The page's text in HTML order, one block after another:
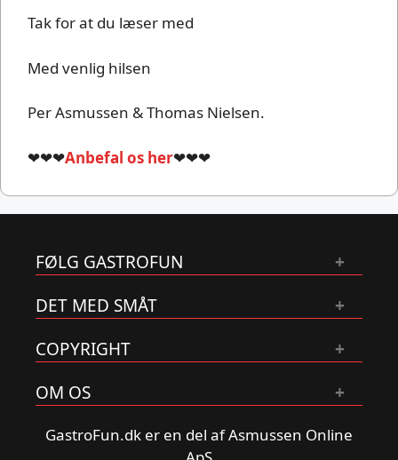
Tak for at du læser med
Med venlig hilsen
Per Asmussen & Thomas Nielsen.
❤❤❤Anbefal os her❤❤❤
FØLG GASTROFUN
DET MED SMÅT
COPYRIGHT
OM OS
GastroFun.dk er en del af Asmussen Online